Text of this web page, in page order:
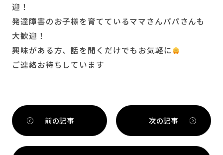
迎！
発達障害のお子様を育てているママさんパパさんも
大歓迎！
興味がある方、話を聞くだけでもお気軽に
ご連絡お待ちしています
前の記事 次の記事